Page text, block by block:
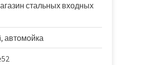
стальных входных
автомойка